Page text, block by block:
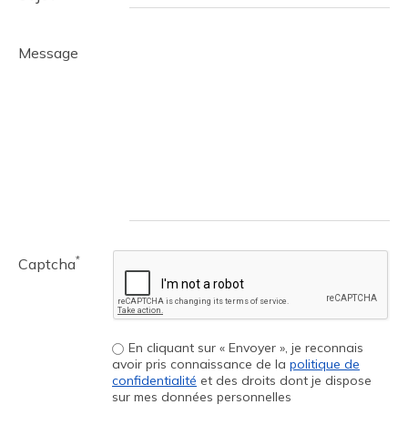
Message
Captcha*
En cliquant sur « Envoyer », je reconnais
avoir pris connaissance de la politique de
confidentialité et des droits dont je dispose
sur mes données personnelles